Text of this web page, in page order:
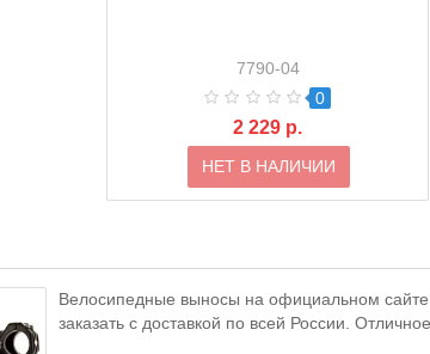
7790-04
0
2 229 р.
НЕТ В НАЛИЧИИ
Велосипедные выносы на официальном сайте
заказать с доставкой по всей России.